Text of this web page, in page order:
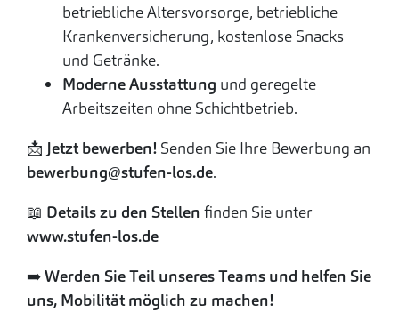
betriebliche Altersvorsorge, betriebliche
Krankenversicherung, kostenlose Snacks
und Getränke.
Moderne Ausstattung und geregelte
Arbeitszeiten ohne Schichtbetrieb.
📩 Jetzt bewerben! Senden Sie Ihre Bewerbung an
bewerbung@stufen-los.de.
📖 Details zu den Stellen finden Sie unter
www.stufen-los.de
➡️Werden Sie Teil unseres Teams und helfen Sie
uns, Mobilität möglich zu machen!